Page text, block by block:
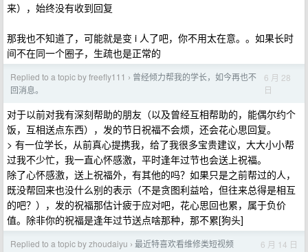
来），始终没有收到回复
那我也不知道了，可能就是变 i 人了吧，你不用太在意。。如果长时
间不在同一个圈子，生疏也是正常的
Replied to a topic by freefly111 › 曾经倾力帮我的学长，如今再也不
回消息。
6 月 28
日
对于以前对我有深刻帮助的朋友（以及曾经互相帮助的，能偶尔约个
饭，互相送点东西），发的节日祝福不会烦，还会花心思回复。
> 有一位学长，从前真心提携我，给了我很多宝贵建议，大大小小帮
过我不少忙，我一直心怀感激，平时逢年过节也会送上祝福。
除了心怀感激，送上祝福外，有其他的吗？如果只是之前帮过的人，
既没帮回来也没什么别的表示（不是贪图利益哈，但往来总得是相互
的吧？），发的祝福那估计疲于应对吧，花心思回也累，属于负价
值。除非你的祝福是逢年过节送点啥那种，那不累[狗头]
Replied to a topic by zhoudaiyu › 最近特喜欢看维修类短视频 6 月 14 日